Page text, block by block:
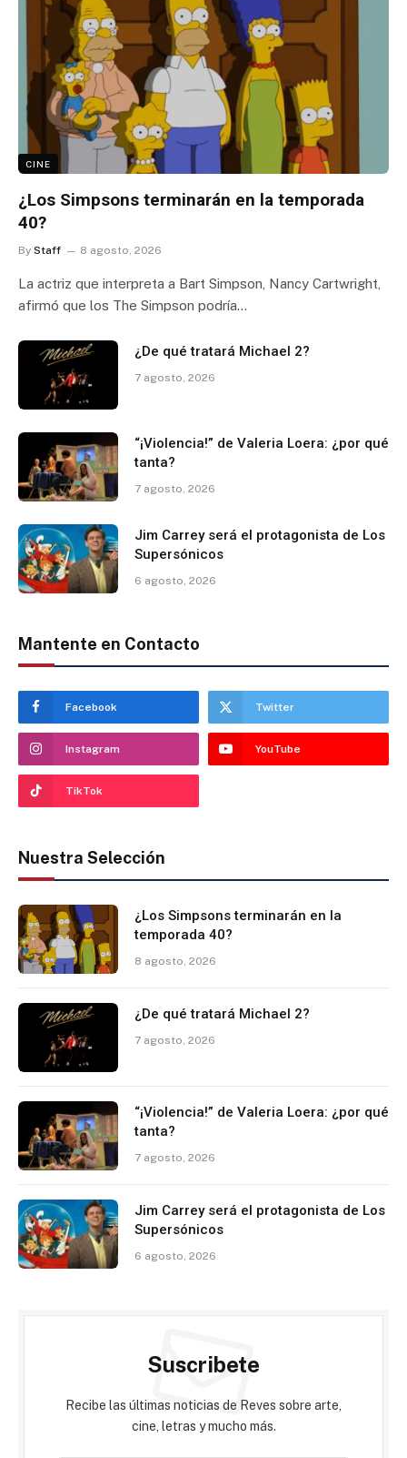
CINE
¿Los Simpsons terminarán en la temporada
40?
By Staff 8 agosto, 2026
La actriz que interpreta a Bart Simpson, Nancy Cartwright,
afirmó que los The Simpson podría…
¿De qué tratará Michael 2?
7 agosto, 2026
“¡Violencia!” de Valeria Loera: ¿por qué
tanta?
7 agosto, 2026
Jim Carrey será el protagonista de Los
Supersónicos
6 agosto, 2026
Mantente en Contacto
Facebook Twitter
Instagram YouTube
TikTok
Nuestra Selección
¿Los Simpsons terminarán en la
temporada 40?
8 agosto, 2026
¿De qué tratará Michael 2?
7 agosto, 2026
“¡Violencia!” de Valeria Loera: ¿por qué
tanta?
7 agosto, 2026
Jim Carrey será el protagonista de Los
Supersónicos
6 agosto, 2026
Suscribete
Recibe las últimas noticias de Reves sobre arte,
cine, letras y mucho más.